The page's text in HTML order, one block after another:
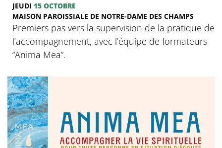
JEUDI 15 OCTOBRE
MAISON PAROISSIALE DE NOTRE-DAME DES CHAMPS
Premiers pas vers la supervision de la pratique de
l’accompagnement, avec l’équipe de formateurs
“Anima Mea”.